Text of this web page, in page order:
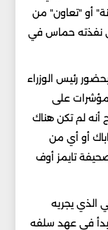
أو "تعاون" من
نفذته حماس في
رئيس الوزراء
مؤشرات على
أنه لم تكن هناك
أو أي من
تايمز أوف
الذي يجريه
بدأ في عهد سلفه